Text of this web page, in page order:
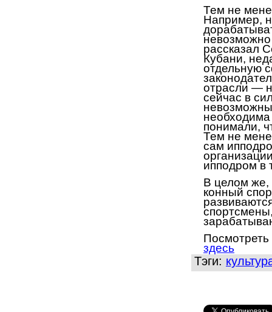
Тем не
Например, н
рассказал
Кубани,
отдельную
отрасли —
сейчас в
необходима
понимали,
Тем не
сам
ипподром в
В целом же,
конный
развиваю
спортсмены
П
здесь
Тэги: